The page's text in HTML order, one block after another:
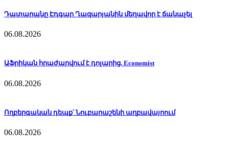
Դատարանը Էդգար Ղազարյանին մեղավոր է ճանաչել
06.08.2026
Աֆրիկան ​​հրաժարվում է դոլարից. Economist
06.08.2026
Ողբերգական դեպք՝ Նուբարաշենի աղբավայրում
06.08.2026